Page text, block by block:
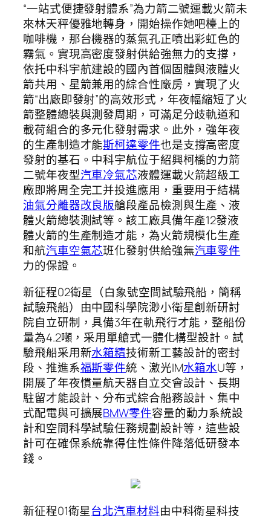
“一站式便捷發射體系”為力箭二號運載火箭未
來林天秤優雅地轉身，開始操作她吧檯上的
咖啡機，那台機器的蒸氣孔正噴出彩虹色的
霧氣。實現高密度發射供給強無力的支撐，
依托中科宇航建設的國內首個固體與液體火
箭共用、星箭兼用的綜合性廠房，實現了火
箭“出廠即發射”的高效形式，年夜幅縮短了火
箭整體總裝與測發周期，可滿足分歧軌道和
載荷組合的多元化發射需求。此外，強年夜
的生產制造才能斯柯達零件也是支撐高密度
發射的基石。中科宇航位于紹興柯橋的力箭
二號年夜型汽車冷氣芯液體運載火箭超級工
廠即將周全完工并投進應用，重要用于結構
油氣分離器改良版艙段產品檢測與生產、液
體火箭總裝測試等。該工廠具備年產12發液
體火箭的生產制造才能，為火箭規模化生產
和航汽車空氣芯班化發射供給強無汽車零件
力的保證。
新征程02衛星（白象號空間試驗飛船，簡稱
試驗飛船）由中國科學院渺小衛星創新研討
院自立研制，具備3年在軌飛行才能，整船份
量為4.2噸，采用單艙式一體化構型設計。試
驗飛船采用新水箱精技術新工藝設計的密封
段、推進系福斯零件統、激光IM水箱水U等，
開展了年夜慣量航天器自立交會設計、長期
駐留才能設計、分布式綜合船務設計、集中
式配電與可擴展BMW零件容量的動力系統設
計和空間科學試驗任務規劃設計等，這些設
計可在確保系統靠得住性條件降落低研發本
錢。
新征程01衛星台北汽車材料由中科衛星科技